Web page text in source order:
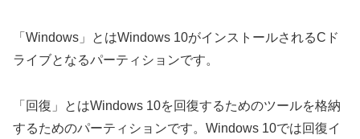
「Windows」とはWindows 10がインストールされるCド
ライブとなるパーティションです。
「回復」とはWindows 10を回復するためのツールを格納
するためのパーティションです。Windows 10では回復イ